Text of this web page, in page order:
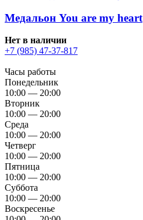
Медальон You are my heart
Нет в наличии
+7 (985) 47-37-817
Часы работы
Понедельник
10:00 — 20:00
Вторник
10:00 — 20:00
Среда
10:00 — 20:00
Четверг
10:00 — 20:00
Пятница
10:00 — 20:00
Суббота
10:00 — 20:00
Воскресенье